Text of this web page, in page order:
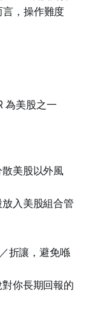
，操作難度
為美股之一
美股以外風
入美股組合管
折讓，避免喺
你長期回報的